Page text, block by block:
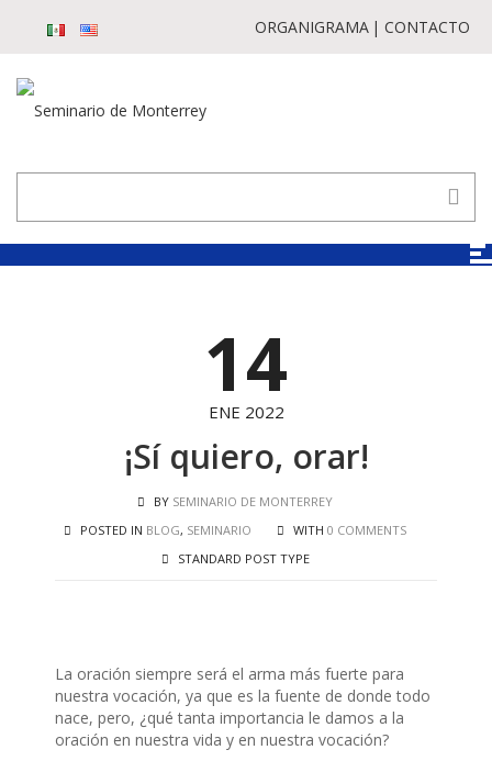
ORGANIGRAMA CONTACTO
14
ENE 2022
¡Sí quiero, orar!
BY SEMINARIO DE MONTERREY
POSTED IN BLOG, SEMINARIO WITH 0 COMMENTS
STANDARD POST TYPE
La oración siempre será el arma más fuerte para
nuestra vocación, ya que es la fuente de donde todo
nace, pero, ¿qué tanta importancia le damos a la
oración en nuestra vida y en nuestra vocación?